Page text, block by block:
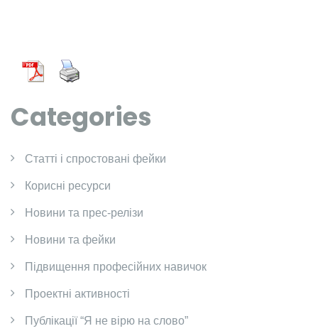
Categories
Cтатті і спростовані фейки
Корисні ресурси
Новини та прес-релізи
Новини та фейки
Підвищення професійних навичок
Проектні активності
Публікації “Я не вірю на слово”